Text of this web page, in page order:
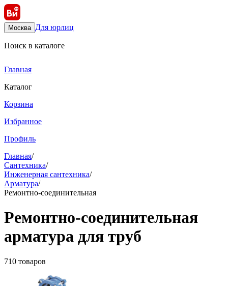
Москва Для юрлиц
Поиск в каталоге
Главная
Каталог
Корзина
Избранное
Профиль
Главная/
Сантехника/
Инженерная сантехника/
Арматура/
Ремонтно-соединительная
Ремонтно-соединительная
арматура для труб
710 товаров